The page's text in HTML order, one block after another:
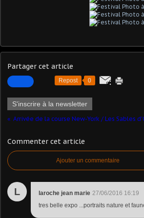
Partager cet article
Repost 0
S'inscrire à la newsletter
Arrivée de la course New-York / Les Sables
Commenter cet article
Ajouter un commentaire
L laroche jean marie 27/06/2016 16:19
tres belle expo ...portraits nature et